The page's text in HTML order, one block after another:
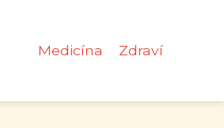
Medicína Zdraví